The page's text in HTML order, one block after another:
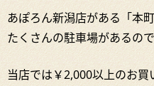
あぽろん新潟店がある「本
たくさんの駐車場があるの
当店では￥2,000以上のお